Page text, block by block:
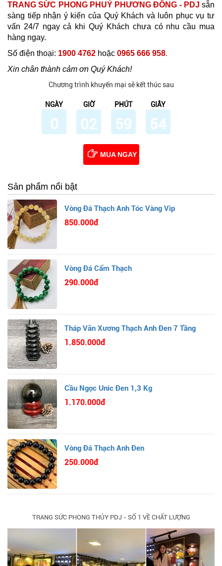
TRANG SỨC PHONG PHUỶ PHƯƠNG ĐÔNG - PDJ sẵn
sàng tiếp nhận ý kiến của Quý Khách và luôn phục vụ tư
vấn 24/7 ngay cả khi Quý Khách chưa có nhu cầu mua
hàng ngay.
Số điện thoại: 1900 4762 hoặc 0965 666 958.
Xin chân thành cảm ơn Quý Khách!
Chương trình khuyến mại sẽ kết thúc sau
NGÀY
0
GIỜ
02
PHÚT
59
GIÂY
53
MUA NGAY
Sản phẩm nổi bật
Vòng Đá Thạch Anh Tóc Vàng Vip
850.000đ
Vòng Đá Cẩm Thạch
290.000đ
Tháp Văn Xương Thạch Anh Đen 7 Tầng
1.850.000đ
Cầu Ngọc Unic Đen 1,3 Kg
1.170.000đ
Vòng Đá Thạch Anh Đen
250.000đ
TRANG SỨC PHONG THỦY PDJ - SỐ 1 VỀ CHẤT LƯỢNG